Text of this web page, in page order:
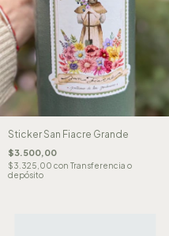
Sticker San Fiacre Grande
$3.500,00
$3.325,00 con Transferencia o
depósito